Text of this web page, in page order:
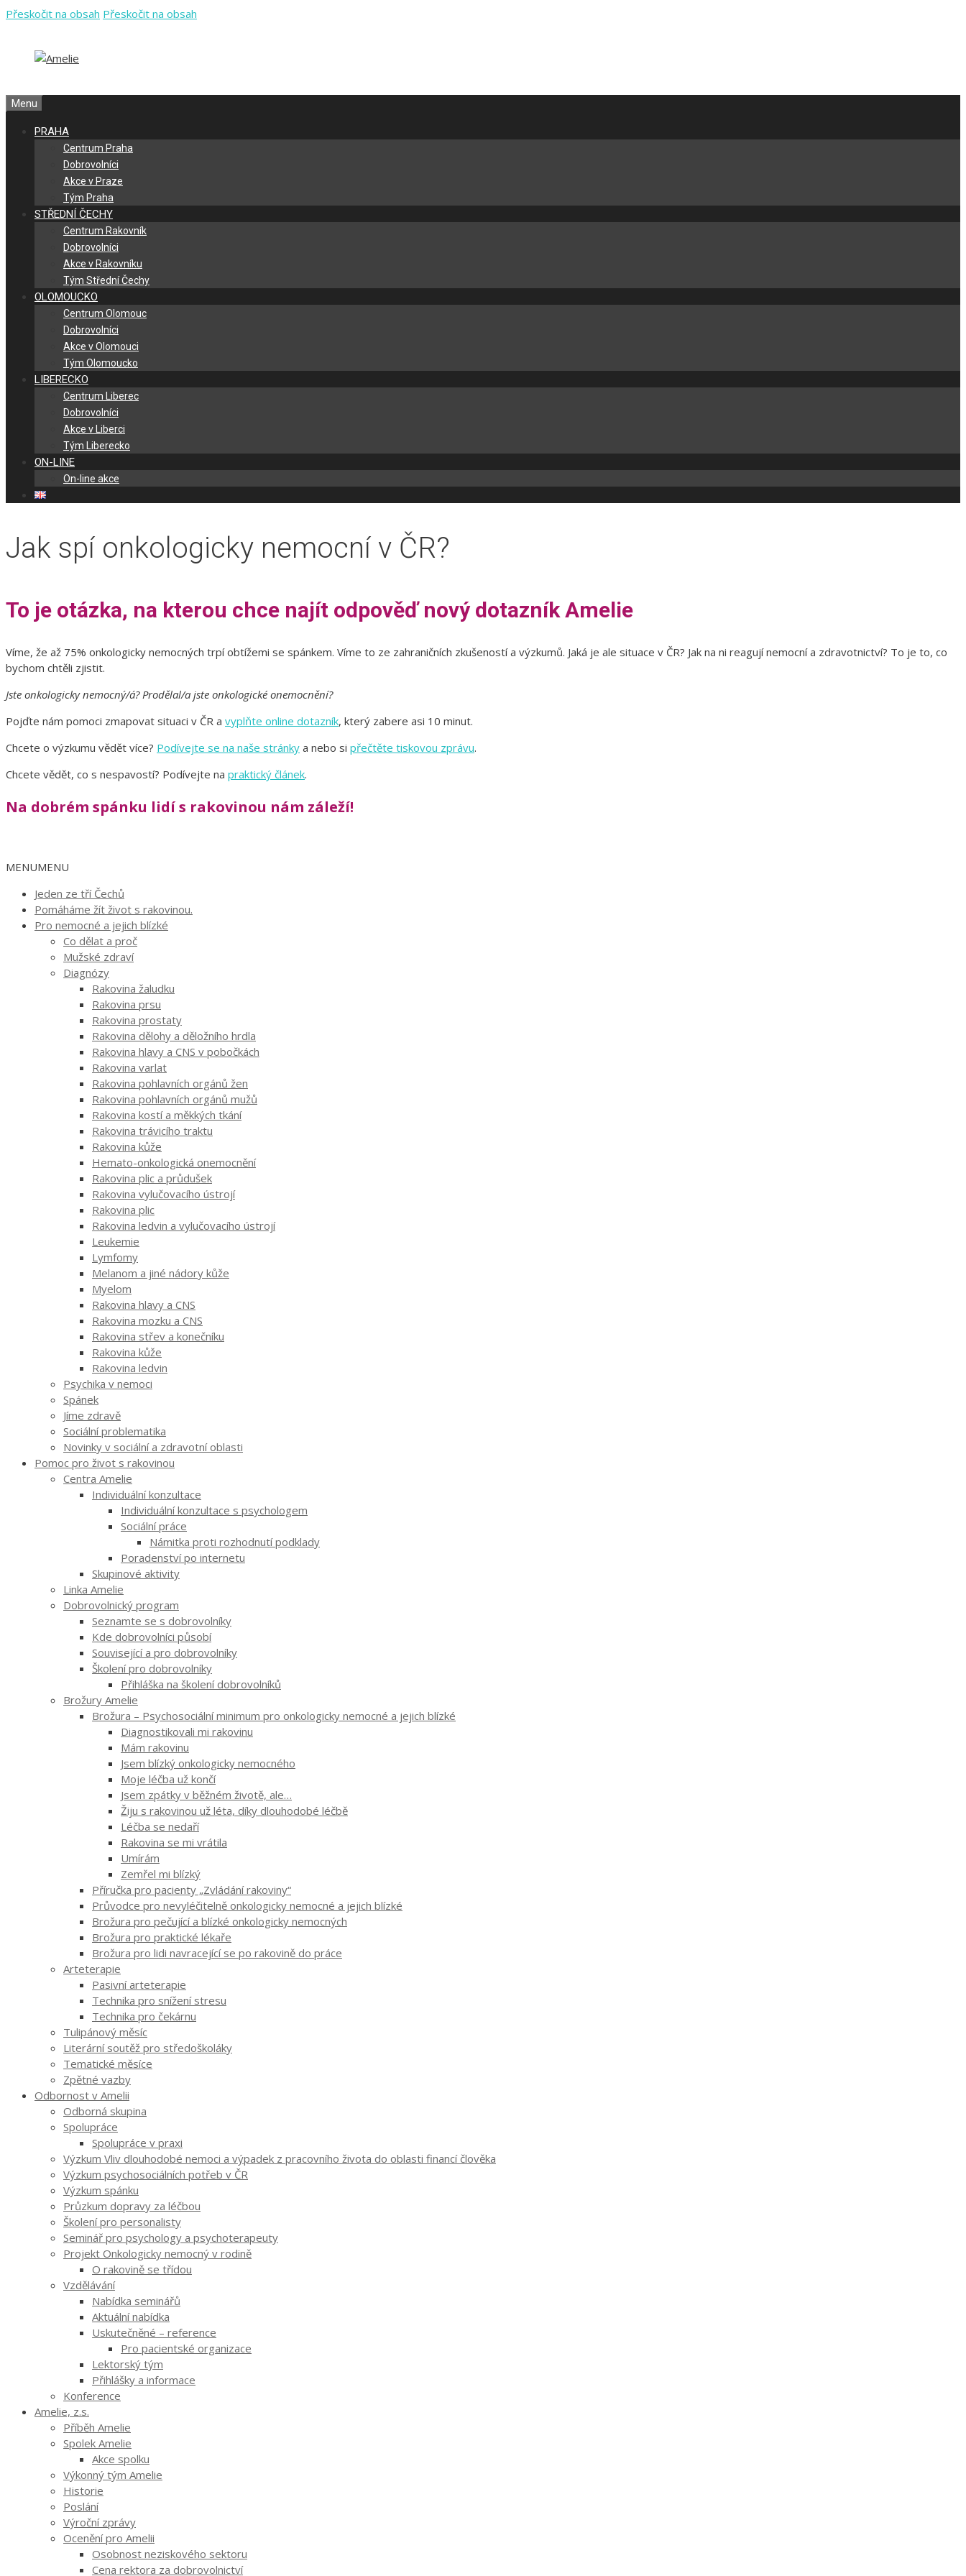
Přeskočit na obsah Přeskočit na obsah
Menu
PRAHA
Centrum Praha
Dobrovolníci
Akce v Praze
Tým Praha
STŘEDNÍ ČECHY
Centrum Rakovník
Dobrovolníci
Akce v Rakovníku
Tým Střední Čechy
OLOMOUCKO
Centrum Olomouc
Dobrovolníci
Akce v Olomouci
Tým Olomoucko
LIBERECKO
Centrum Liberec
Dobrovolníci
Akce v Liberci
Tým Liberecko
ON-LINE
On-line akce
Jak spí onkologicky nemocní v ČR?
To je otázka, na kterou chce najít odpověď nový dotazník Amelie
Víme, že až 75% onkologicky nemocných trpí obtížemi se spánkem. Víme to ze zahraničních zkušeností a výzkumů. Jaká je ale situace v ČR? Jak na ni reagují nemocní a zdravotnictví? To je to, co
bychom chtěli zjistit.
Jste onkologicky nemocný/á? Prodělal/a jste onkologické onemocnění?
Pojďte nám pomoci zmapovat situaci v ČR a vyplňte online dotazník, který zabere asi 10 minut.
Chcete o výzkumu vědět více? Podívejte se na naše stránky a nebo si přečtěte tiskovou zprávu.
Chcete vědět, co s nespavostí? Podívejte na praktický článek.
Na dobrém spánku lidí s rakovinou nám záleží!
MENUMENU
Jeden ze tří Čechů
Pomáháme žít život s rakovinou.
Pro nemocné a jejich blízké
Co dělat a proč
Mužské zdraví
Diagnózy
Rakovina žaludku
Rakovina prsu
Rakovina prostaty
Rakovina dělohy a děložního hrdla
Rakovina hlavy a CNS v pobočkách
Rakovina varlat
Rakovina pohlavních orgánů žen
Rakovina pohlavních orgánů mužů
Rakovina kostí a měkkých tkání
Rakovina trávicího traktu
Rakovina kůže
Hemato-onkologická onemocnění
Rakovina plic a průdušek
Rakovina vylučovacího ústrojí
Rakovina plic
Rakovina ledvin a vylučovacího ústrojí
Leukemie
Lymfomy
Melanom a jiné nádory kůže
Myelom
Rakovina hlavy a CNS
Rakovina mozku a CNS
Rakovina střev a konečníku
Rakovina kůže
Rakovina ledvin
Psychika v nemoci
Spánek
Jíme zdravě
Sociální problematika
Novinky v sociální a zdravotní oblasti
Pomoc pro život s rakovinou
Centra Amelie
Individuální konzultace
Individuální konzultace s psychologem
Sociální práce
Námitka proti rozhodnutí podklady
Poradenství po internetu
Skupinové aktivity
Linka Amelie
Dobrovolnický program
Seznamte se s dobrovolníky
Kde dobrovolníci působí
Související a pro dobrovolníky
Školení pro dobrovolníky
Přihláška na školení dobrovolníků
Brožury Amelie
Brožura – Psychosociální minimum pro onkologicky nemocné a jejich blízké
Diagnostikovali mi rakovinu
Mám rakovinu
Jsem blízký onkologicky nemocného
Moje léčba už končí
Jsem zpátky v běžném životě, ale…
Žiju s rakovinou už léta, díky dlouhodobé léčbě
Léčba se nedaří
Rakovina se mi vrátila
Umírám
Zemřel mi blízký
Příručka pro pacienty „Zvládání rakoviny“
Průvodce pro nevyléčitelně onkologicky nemocné a jejich blízké
Brožura pro pečující a blízké onkologicky nemocných
Brožura pro praktické lékaře
Brožura pro lidi navracející se po rakovině do práce
Arteterapie
Pasivní arteterapie
Technika pro snížení stresu
Technika pro čekárnu
Tulipánový měsíc
Literární soutěž pro středoškoláky
Tematické měsíce
Zpětné vazby
Odbornost v Amelii
Odborná skupina
Spolupráce
Spolupráce v praxi
Výzkum Vliv dlouhodobé nemoci a výpadek z pracovního života do oblasti financí člověka
Výzkum psychosociálních potřeb v ČR
Výzkum spánku
Průzkum dopravy za léčbou
Školení pro personalisty
Seminář pro psychology a psychoterapeuty
Projekt Onkologicky nemocný v rodině
O rakovině se třídou
Vzdělávání
Nabídka seminářů
Aktuální nabídka
Uskutečněné – reference
Pro pacientské organizace
Lektorský tým
Přihlášky a informace
Konference
Amelie, z.s.
Příběh Amelie
Spolek Amelie
Akce spolku
Výkonný tým Amelie
Historie
Poslání
Výroční zprávy
Ocenění pro Amelii
Osobnost neziskového sektoru
Cena rektora za dobrovolnictví